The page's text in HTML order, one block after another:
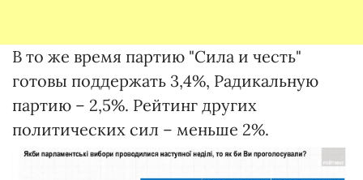
В то же время партию "Сила и честь"
готовы поддержать 3,4%, Радикальную
партию – 2,5%. Рейтинг других
политических сил – меньше 2%.